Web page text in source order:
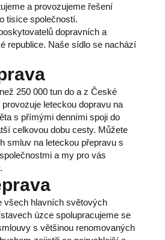
a provozujeme řešení
tisíce společností.
dopravních a
republice. Naše sídlo se nachází
250 000 tun do a z České
leteckou dopravu na
s přímými denními spoji do
celkovou dobu cesty. Můžete
smluv na leteckou přepravu s
a my pro vás
všech hlavních světových
úzce spolupracujeme se
s většinou renomovaných